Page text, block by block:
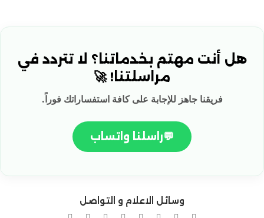
هل أنت مهتم بخدماتنا؟ لا تتردد في
مراسلتنا! 🚀
فريقنا جاهز للإجابة على كافة استفساراتك فوراً.
💬راسلنا واتساب
وسائل الاعلام و التواصل